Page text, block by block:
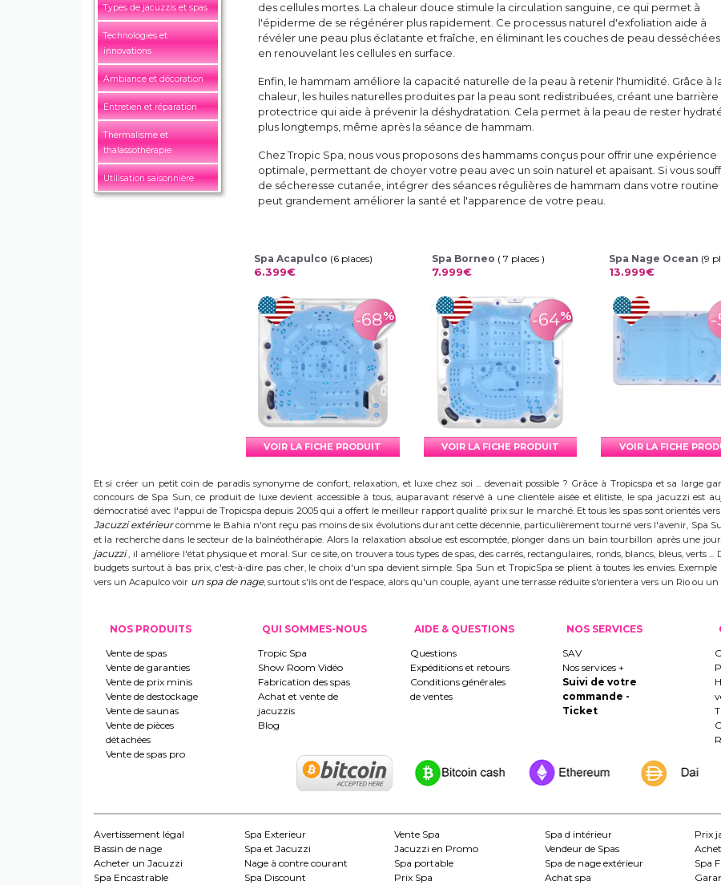
Types de jacuzzis et spas
Technologies et
innovations
Ambiance et décoration
Entretien et réparation
Thermalisme et
thalassothérapie
Utilisation saisonnière
des cellules mortes. La chaleur douce stimule la circulation sanguine, ce qui permet à
l'épiderme de se régénérer plus rapidement. Ce processus naturel d'exfoliation aide à
révéler une peau plus éclatante et fraîche, en éliminant les couches de peau
en renouvelant les cellules en surface.
Enfin, le hammam améliore la capacité naturelle de la peau à retenir l'humidité. Grâce à
chaleur, les huiles naturelles produites par la peau sont redistribuées, créant une barrière
protectrice qui aide à prévenir la déshydratation. Cela permet à la peau de rester
plus longtemps, même après la séance de hammam.
Chez Tropic Spa, nous vous proposons des hammams conçus pour offrir une expérience
optimale, permettant de choyer votre peau avec un soin naturel et apaisant. Si vous
de sécheresse cutanée, intégrer des séances régulières de hammam dans votre routine
peut grandement améliorer la santé et l'apparence de votre peau.
Spa Acapulco (6 places)
6.399€
-68%
VOIR LA FICHE PRODUIT
Spa Borneo ( 7 places )
7.999€
-64%
VOIR LA FICHE PRODUIT
Spa Nage Ocean (9
13.999€
-
VOIR LA FICHE
Et si créer un petit coin de paradis synonyme de confort, relaxation, et luxe chez soi ... devenait possible ? Grâce à Tropicspa et sa large
concours de Spa Sun, ce produit de luxe devient accessible à tous, auparavant réservé à une clientèle aisée et élitiste, le spa jacuzzi
démocratisé avec l'appui de Tropicspa depuis 2005 qui a offert le meilleur rapport qualité prix sur le marché. Et tous les spas sont orientés
Jacuzzi extérieurcomme le Bahia n'ont reçu pas moins de six évolutions durant cette décennie, particulièrement tourné vers l'avenir, Spa
et la recherche dans le secteur de la balnéothérapie. Alors la relaxation absolue est escomptée, plonger dans un bain tourbillon après une
jacuzzi, il améliore l'état physique et moral. Sur ce site, on trouvera tous types de spas, des carrés, rectangulaires, ronds, blancs, bleus, verts
budgets surtout à bas prix, c'est-à-dire pas cher, le choix d'un spa devient simple. Spa Sun et TropicSpa se plient à toutes les envies.
vers un Acapulco voir un spa de nage, surtout s'ils ont de l'espace, alors qu'un couple, ayant une terrasse réduite s'orientera vers un Rio ou
NOS PRODUITS
Vente de spas
Vente de garanties
Vente de prix minis
Vente de destockage
Vente de saunas
Vente de pièces
détachées
Vente de spas pro
QUI SOMMES-NOUS
Tropic Spa
Show Room Vidéo
Fabrication des spas
Achat et vente de
jacuzzis
Blog
AIDE & QUESTIONS
Questions
Expéditions et retours
Conditions générales
de ventes
NOS SERVICES
SAV
Nos services +
Suivi de votre
commande -
Ticket
Avertissement légal Spa Exterieur Vente Spa Spa d intérieur
Prix
Bassin de nage
Spa et Jacuzzi Jacuzzi en Promo Vendeur de Spas
Acheter un Jacuzzi
Nage à contre courant Spa portable Spa de nage extérieur
Spa
Spa Encastrable
Spa Discount Prix Spa Achat spa